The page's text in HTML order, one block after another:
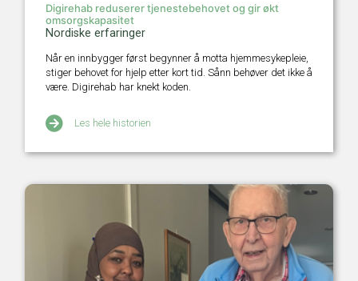
Digirehab reduserer tjenestebehovet og gir økt
omsorgskapasitet
Nordiske erfaringer
Når en innbygger først begynner å motta hjemmesykepleie,
stiger behovet for hjelp etter kort tid. Sånn behøver det ikke å
være. Digirehab har knekt koden.
Les hele historien